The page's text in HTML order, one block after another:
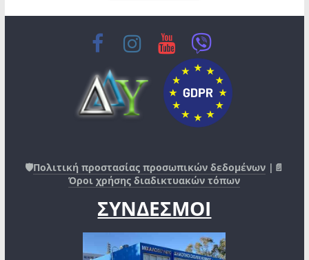
🛡️Πολιτική προστασίας προσωπικών δεδομένων |📄
Όροι χρήσης διαδικτυακών τόπων
ΣΥΝΔΕΣΜΟΙ